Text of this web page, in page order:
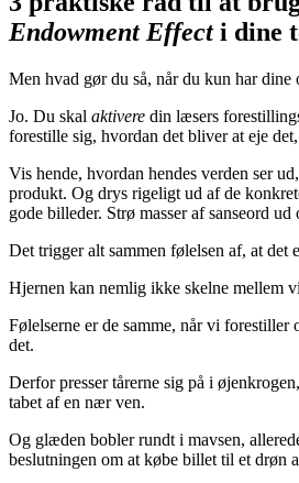
Endowment Effecti dine
Men hvad gør du så, når du kun har dine
Jo. Du skal aktivere din læsers
forestille sig, hvordan det bliver at eje
Vis hende, hvordan hendes verden ser
produkt. Og drys rigeligt ud af de
gode billeder. Strø masser af sanseord ud
Det trigger alt sammen følelsen af, at det
Hjernen kan nemlig ikke skelne mellem
Følelserne er de samme, når vi forestiller
det.
Derfor presser tårerne sig på i
tabet af en nær ven.
Og glæden bobler rundt i mavsen,
beslutningen om at købe billet til et drøn